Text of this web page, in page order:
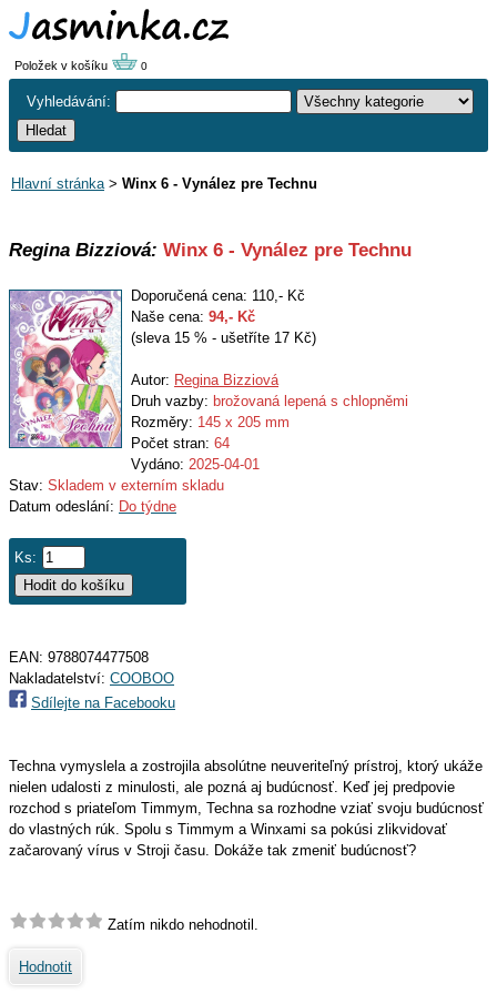
Položek v košíku 0
Vyhledávání:
Hlavní stránka> Winx 6 - Vynález pre Technu
Regina Bizziová: Winx 6 - Vynález pre Technu
Doporučená cena: 110,- Kč
Naše cena: 94,- Kč
(sleva 15 % - ušetříte 17 Kč)
Autor: Regina Bizziová
Druh vazby: brožovaná lepená s chlopněmi
Rozměry: 145 x 205 mm
Počet stran: 64
Vydáno: 2025-04-01
Stav: Skladem v externím skladu
Datum odeslání: Do týdne
Ks:
EAN: 9788074477508
Nakladatelství: COOBOO
Sdílejte na Facebooku
Techna vymyslela a zostrojila absolútne neuveriteľný prístroj, ktorý ukáže
nielen udalosti z minulosti, ale pozná aj budúcnosť. Keď jej predpovie
rozchod s priateľom Timmym, Techna sa rozhodne vziať svoju budúcnosť
do vlastných rúk. Spolu s Timmym a Winxami sa pokúsi zlikvidovať
začarovaný vírus v Stroji času. Dokáže tak zmeniť budúcnosť?
Zatím nikdo nehodnotil.
Hodnotit